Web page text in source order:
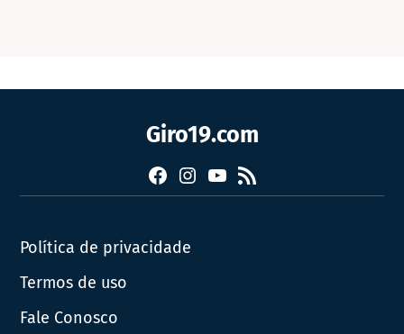
Giro19.com
FacebookInstagram
YouTube
RSS
Política de privacidade
Termos de uso
Fale Conosco